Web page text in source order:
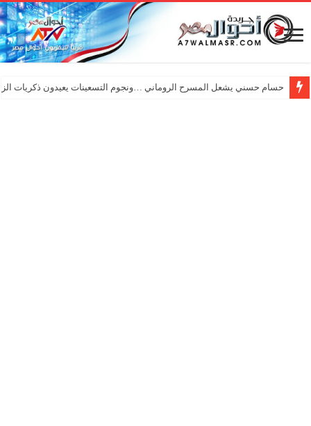
حسام حسني يشعل المسرح الروماني …ونجوم التسعينات يعيدون ذكريات